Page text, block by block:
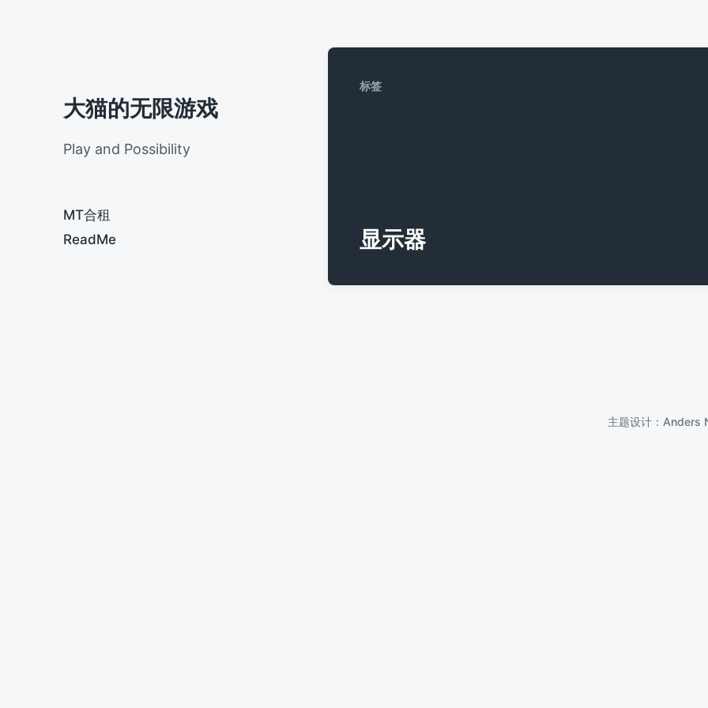
大猫的无限游戏
Play and Possibility
MT合租
ReadMe
标签
显示器
主题设计： Anders